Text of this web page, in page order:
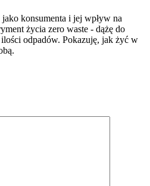
konsumenta i jej wpływ na
życia zero waste - dążę do
odpadów. Pokazuję, jak żyć w